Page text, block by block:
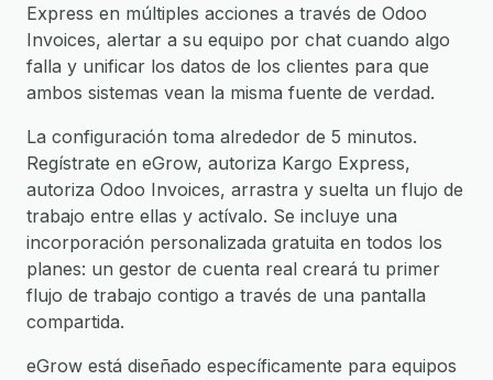
Express en múltiples acciones a través de Odoo
Invoices, alertar a su equipo por chat cuando algo
falla y unificar los datos de los clientes para que
ambos sistemas vean la misma fuente de verdad.
La configuración toma alrededor de 5 minutos.
Regístrate en eGrow, autoriza Kargo Express,
autoriza Odoo Invoices, arrastra y suelta un flujo de
trabajo entre ellas y actívalo. Se incluye una
incorporación personalizada gratuita en todos los
planes: un gestor de cuenta real creará tu primer
flujo de trabajo contigo a través de una pantalla
compartida.
eGrow está diseñado específicamente para equipos